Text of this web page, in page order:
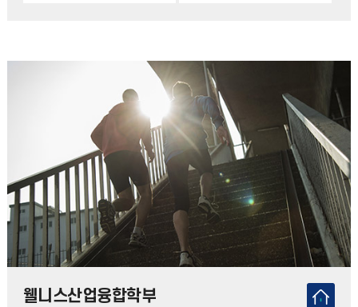
웰니스산업융합학부